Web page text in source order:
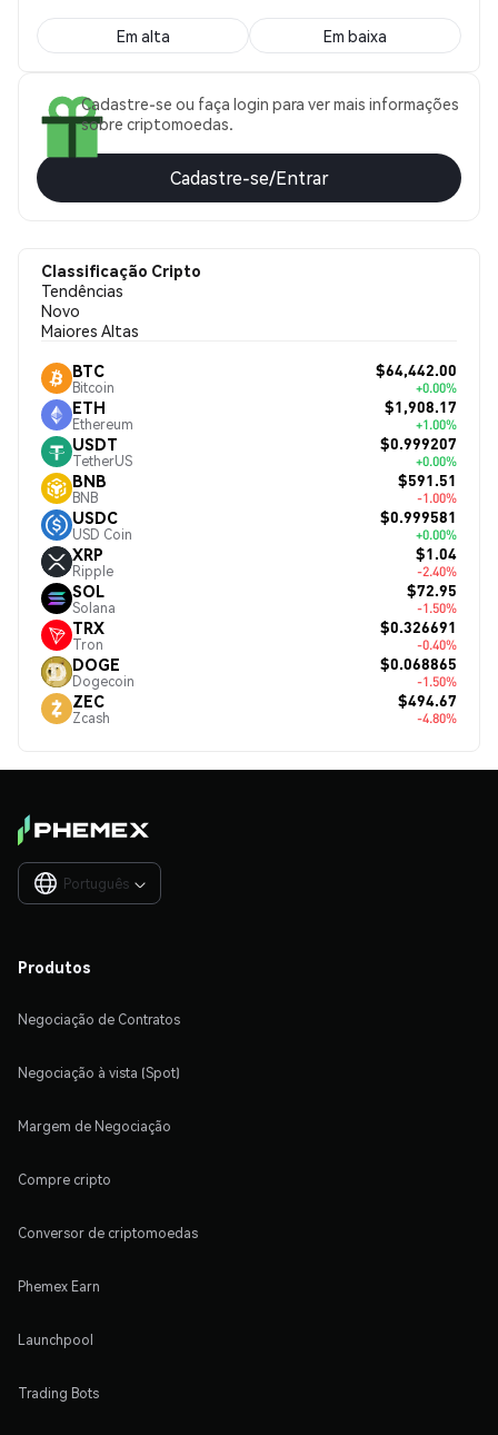
Em alta Em baixa
Cadastre-se ou faça login para ver mais informações
sobre criptomoedas.
Cadastre-se/Entrar
Classificação Cripto
Tendências
Novo
Maiores Altas
BTC
Bitcoin
$64,442.00
+0.00%
ETH
Ethereum
$1,908.17
+1.00%
USDT
TetherUS
$0.999207
+0.00%
BNB
BNB
$591.51
-1.00%
USDC
USD Coin
$0.999581
+0.00%
XRP
Ripple
$1.04
-2.40%
SOL
Solana
$72.95
-1.50%
TRX
Tron
$0.326691
-0.40%
DOGE
Dogecoin
$0.068865
-1.50%
ZEC
Zcash
$494.67
-4.80%
Português 
Produtos
Negociação de Contratos
Negociação à vista (Spot)
Margem de Negociação
Compre cripto
Conversor de criptomoedas
Phemex Earn
Launchpool
Trading Bots